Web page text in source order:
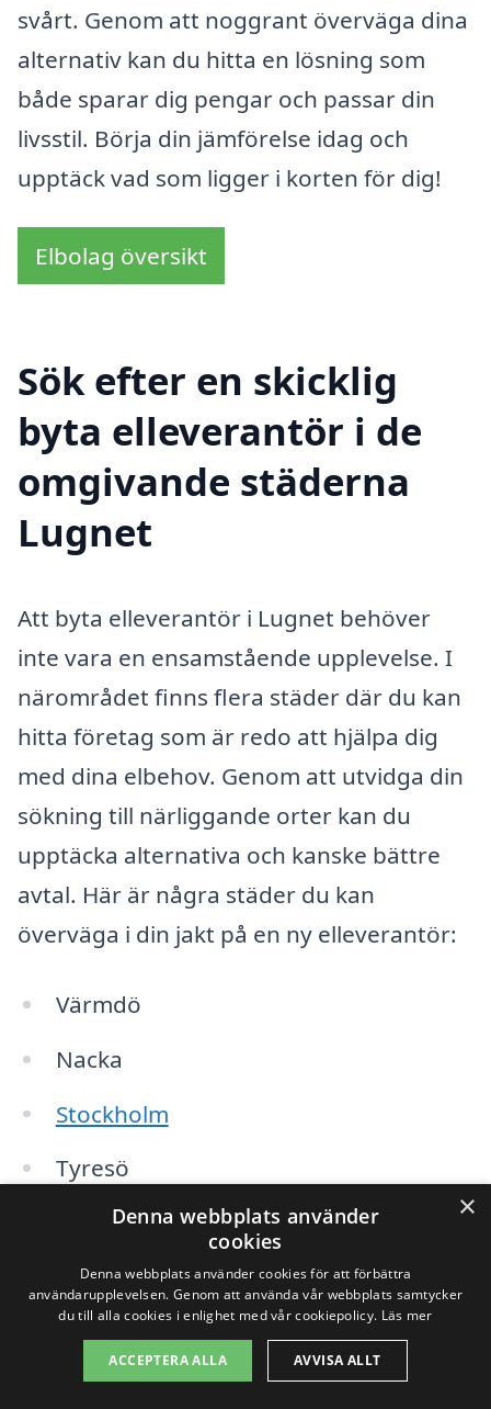
svårt. Genom att noggrant överväga dina
alternativ kan du hitta en lösning som
både sparar dig pengar och passar din
livsstil. Börja din jämförelse idag och
upptäck vad som ligger i korten för dig!
Elbolag översikt
Sök efter en skicklig
byta elleverantör i de
omgivande städerna
Lugnet
Att byta elleverantör i Lugnet behöver
inte vara en ensamstående upplevelse. I
närområdet finns flera städer där du kan
hitta företag som är redo att hjälpa dig
med dina elbehov. Genom att utvidga din
sökning till närliggande orter kan du
upptäcka alternativa och kanske bättre
avtal. Här är några städer du kan
överväga i din jakt på en ny elleverantör:
Värmdö
Nacka
Stockholm
Tyresö
Bromma
Saltsjö-Boo
Lidingö
Åkersberga
×
Denna webbplats använder
cookies
Denna webbplats använder cookies för att förbättra
användarupplevelsen. Genom att använda vår webbplats samtycker
du till alla cookies i enlighet med vår cookiepolicy. Läs mer
ACCEPTERA ALLA AVVISA ALLT